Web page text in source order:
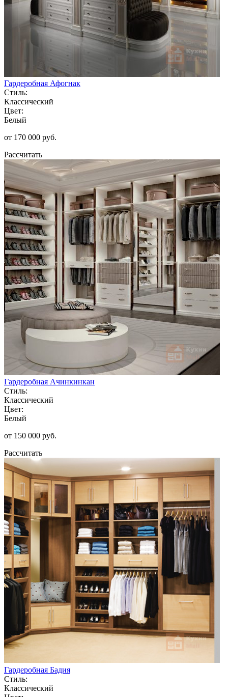
Гардеробная Афогнак
Стиль:
Классический
Цвет:
Белый
от 170 000 руб.
Рассчитать
Гардеробная Ачинкинкан
Стиль:
Классический
Цвет:
Белый
от 150 000 руб.
Рассчитать
Гардеробная Бадия
Стиль:
Классический